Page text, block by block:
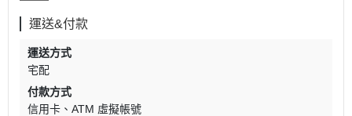
運送&付款
運送方式
宅配
付款方式
信用卡
ATM 虛擬帳號